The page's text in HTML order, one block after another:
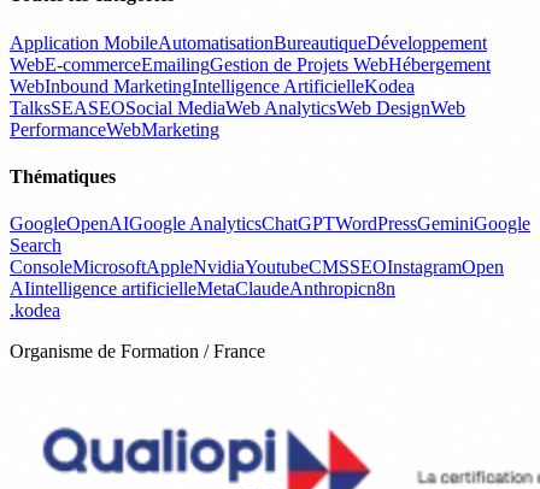
Application MobileAutomatisationBureautiqueDéveloppement
WebE-commerceEmailingGestion de Projets WebHébergement
WebInbound MarketingIntelligence ArtificielleKodea
TalksSEASEOSocial MediaWeb AnalyticsWeb DesignWeb
PerformanceWebMarketing
Thématiques
GoogleOpenAIGoogle AnalyticsChatGPTWordPressGeminiGoogle
Search
ConsoleMicrosoftAppleNvidiaYoutubeCMSSEOInstagramOpen
AIintelligence artificielleMetaClaudeAnthropicn8n
.kodea
Organisme de Formation / France